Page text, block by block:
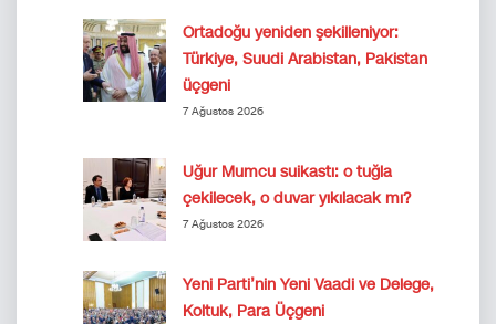
Ortadoğu yeniden şekilleniyor:
Türkiye, Suudi Arabistan, Pakistan
üçgeni
7 Ağustos 2026
Uğur Mumcu suikastı: o tuğla
çekilecek, o duvar yıkılacak mı?
7 Ağustos 2026
Yeni Parti’nin Yeni Vaadi ve Delege,
Koltuk, Para Üçgeni